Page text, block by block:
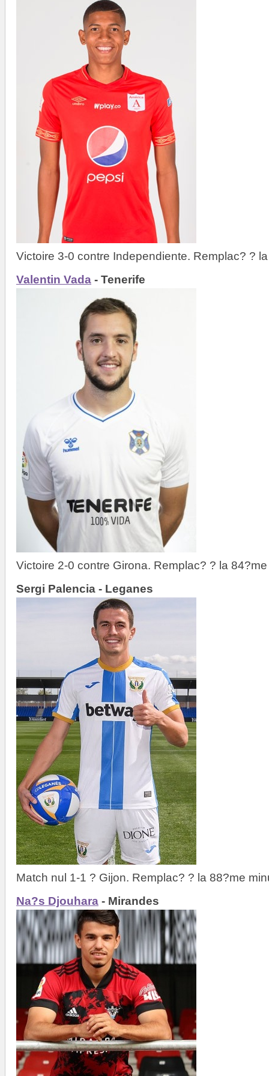
Victoire 3-0 contre Independiente. Remplac? ?
Valentin Vada - Tenerife
Victoire 2-0 contre Girona. Remplac? ? la
Sergi Palencia - Leganes
Match nul 1-1 ? Gijon. Remplac? ? la 88?me
Na?s Djouhara - Mirandes